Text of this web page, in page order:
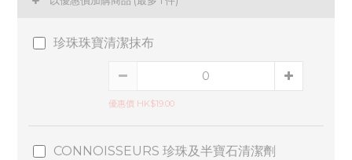
珍珠珠寶清潔抹布
優惠價 HK$19.00
CONNOISSEURS 珍珠及半寶石清潔劑